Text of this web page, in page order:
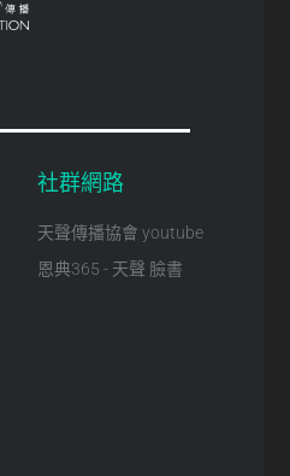
社群網路
天聲傳播協會 youtube
恩典365 - 天聲 臉書